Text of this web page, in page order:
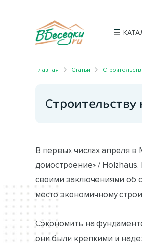
Главная Статьи
Строительству
В первых числах апреля в
домостроение» /
своими заключениями об
место экономичному
Сэкономить на
они были крепкими и